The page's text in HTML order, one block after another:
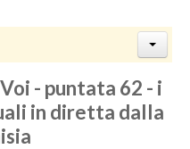
- puntata 62 - i
in diretta dalla